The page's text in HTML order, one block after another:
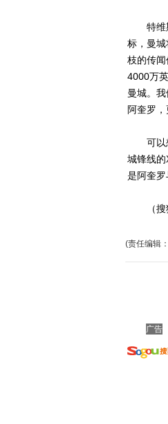
特维斯
标，曼
枝的传
4000万
曼城。
阿奎罗
可以想
城锋线
是阿奎罗
（搜狐
(责任编辑
广告